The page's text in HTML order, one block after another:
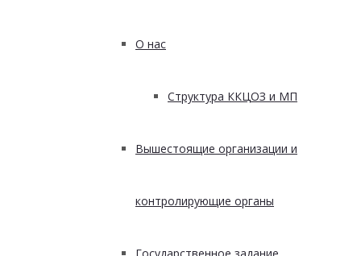
О нас
Структура ККЦОЗ и МП
Вышестоящие организации и
контролирующие органы